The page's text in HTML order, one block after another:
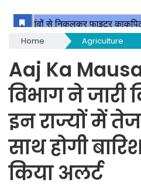
Home Agriculture
Aaj Ka
विभाग ने जारी
इन राज्यों में
साथ होगी
किया अलर्ट